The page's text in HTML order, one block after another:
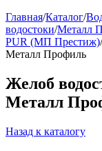
Главная/Каталог/
водостоки/Металл
PUR (МП Престиж)/
Металл Профиль
Желоб
Металл
Назад к каталогу